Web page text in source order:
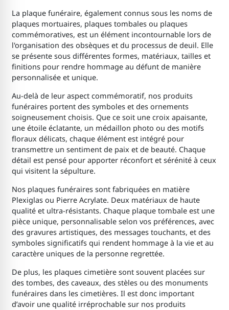
La plaque funéraire, également connus sous les noms de
plaques mortuaires, plaques tombales ou plaques
commémoratives, est un élément incontournable lors de
l'organisation des obsèques et du processus de deuil. Elle
se présente sous différentes formes, matériaux, tailles et
finitions pour rendre hommage au défunt de manière
personnalisée et unique.
Au-delà de leur aspect commémoratif, nos produits
funéraires portent des symboles et des ornements
soigneusement choisis. Que ce soit une croix apaisante,
une étoile éclatante, un médaillon photo ou des motifs
floraux délicats, chaque élément est intégré pour
transmettre un sentiment de paix et de beauté. Chaque
détail est pensé pour apporter réconfort et sérénité à ceux
qui visitent la sépulture.
Nos plaques funéraires sont fabriquées en matière
Plexiglas ou Pierre Acrylate. Deux matériaux de haute
qualité et ultra-résistants. Chaque plaque tombale est une
pièce unique, personnalisable selon vos préférences, avec
des gravures artistiques, des messages touchants, et des
symboles significatifs qui rendent hommage à la vie et au
caractère uniques de la personne regrettée.
De plus, les plaques cimetière sont souvent placées sur
des tombes, des caveaux, des stèles ou des monuments
funéraires dans les cimetières. Il est donc important
d’avoir une qualité irréprochable sur nos produits